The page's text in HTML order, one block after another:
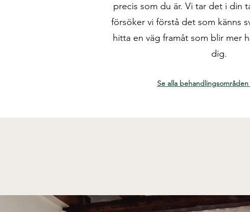
precis som du är. Vi tar det i din
försöker vi förstå det som känns
hitta en väg framåt som blir mer
dig.
Se alla